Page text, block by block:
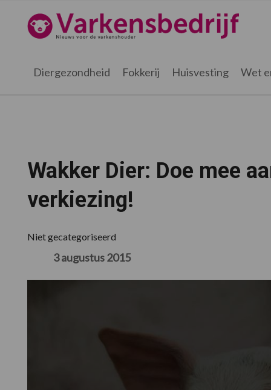
hoofdnavigatie
hoofd
eerste
voettekst
Varkensbedrijf.nl
Diergezondheid Fokkerij Huisvesting Wet
Wakker Dier: Doe mee
verkiezing!
Niet gecategoriseerd
3 augustus 2015